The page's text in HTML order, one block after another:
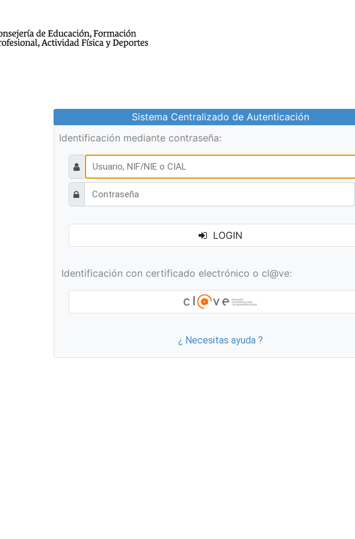
Sistema Centralizado de Autenticación
Identificación mediante contraseña:
LOGIN
Identificación con certificado electrónico o cl@ve:
¿ Necesitas ayuda ?